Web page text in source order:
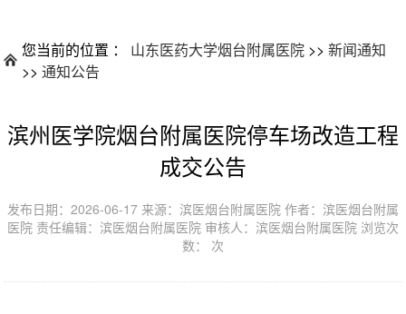
您当前的位置 ： 山东医药大学烟台附属医院 >>新闻通知
>>通知公告
滨州医学院烟台附属医院停车场改造工程
成交公告
发布日期：2026-06-17 来源：滨医烟台附属医院 作者：滨医烟台附属
医院 责任编辑：滨医烟台附属医院 审核人：滨医烟台附属医院 浏览次
数： 次